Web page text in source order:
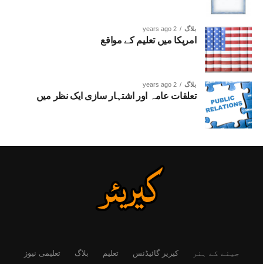
بلاگ 2 years ago
امریکا میں تعلیم کے مواقع
بلاگ 2 years ago
تعلقات عامہ اور اشتہار سازی ایک نظر میں
جینے کے ہنر کیریر گائیڈنس تعلیم بلاگ تعلیمی نیوز